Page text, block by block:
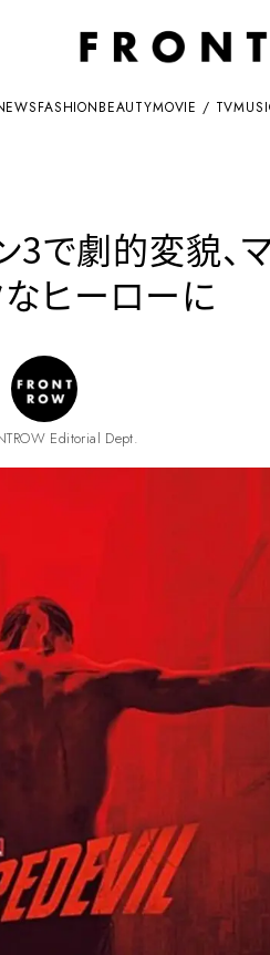
FASHIONBEAUTYMOVIE / TV
3で劇的変貌、
ヒーローに
Editorial Dept.